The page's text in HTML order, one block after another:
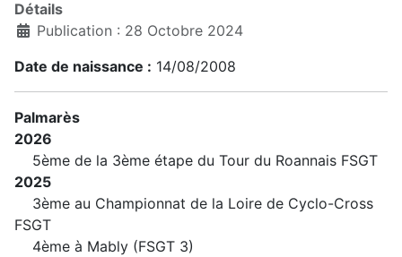
Détails
Publication : 28 Octobre 2024
Date de naissance : 14/08/2008
Palmarès
2026
5ème de la 3ème étape du Tour du Roannais FSGT
2025
3ème au Championnat de la Loire de Cyclo-Cross
FSGT
4ème à Mably (FSGT 3)